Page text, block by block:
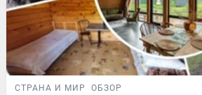
СТРАНА И МИР ОБЗОР